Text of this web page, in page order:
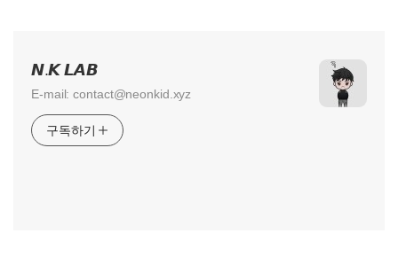
𝙉.𝙆 𝙇𝘼𝘽
E-mail: contact@neonkid.xyz
구독하기